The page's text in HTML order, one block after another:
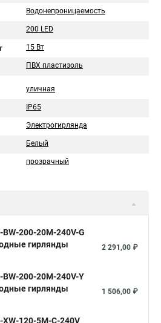
Водонепроницаемость
200 LED
15 Вт
ПВХ пластизоль
уличная
IP65
Электрогирлянда
Белый
прозрачный
BW-200-20M-240V-G
гирлянды
2 291,00 ₽
BW-200-20M-240V-Y
гирлянды
1 506,00 ₽
XW-120-5M-C-240V